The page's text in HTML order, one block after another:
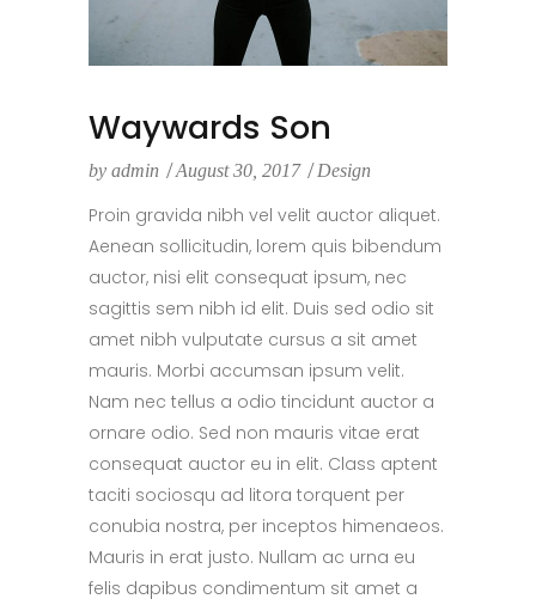
Waywards Son
by admin August 30, 2017 Design
Proin gravida nibh vel velit auctor aliquet.
Aenean sollicitudin, lorem quis bibendum
auctor, nisi elit consequat ipsum, nec
sagittis sem nibh id elit. Duis sed odio sit
amet nibh vulputate cursus a sit amet
mauris. Morbi accumsan ipsum velit.
Nam nec tellus a odio tincidunt auctor a
ornare odio. Sed non mauris vitae erat
consequat auctor eu in elit. Class aptent
taciti sociosqu ad litora torquent per
conubia nostra, per inceptos himenaeos.
Mauris in erat justo. Nullam ac urna eu
felis dapibus condimentum sit amet a